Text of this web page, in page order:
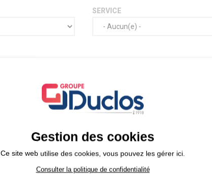
SERVICE
Gestion des cookies
Ce site web utilise des cookies, vous pouvez les gérer ici.
Consulter la politique de confidentialité